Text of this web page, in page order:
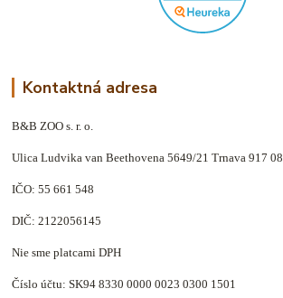
Kontaktná adresa
B&B ZOO s. r. o.
Ulica Ludvika van Beethovena 5649/21 Trnava 917 08
IČO: 55 661 548
DIČ: 2122056145
Nie sme platcami DPH
Číslo účtu: SK94 8330 0000 0023 0300 1501